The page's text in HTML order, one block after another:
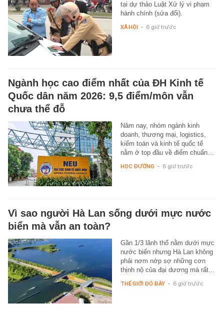
tại dự thảo Luật Xử lý vi phạm
hành chính (sửa đổi).
XÃ HỘI - 6 giờ trước
Ngành học cao điểm nhất của ĐH Kinh tế
Quốc dân năm 2026: 9,5 điểm/môn vẫn
chưa thể đỗ
Năm nay, nhóm ngành kinh
doanh, thương mại, logistics,
kiểm toán và kinh tế quốc tế
nằm ở top đầu về điểm chuẩn…
HỌC ĐƯỜNG - 6 giờ trước
Vì sao người Hà Lan sống dưới mực nước
biển mà vẫn an toàn?
Gần 1/3 lãnh thổ nằm dưới mực
nước biển nhưng Hà Lan không
phải nơm nớp sợ những cơn
thịnh nộ của đại dương mà rất…
THẾ GIỚI ĐÓ ĐÂY - 6 giờ trước